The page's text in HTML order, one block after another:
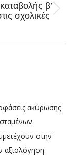
β’
σχολικές
ακύρωσης
στην
αξιολόγηση